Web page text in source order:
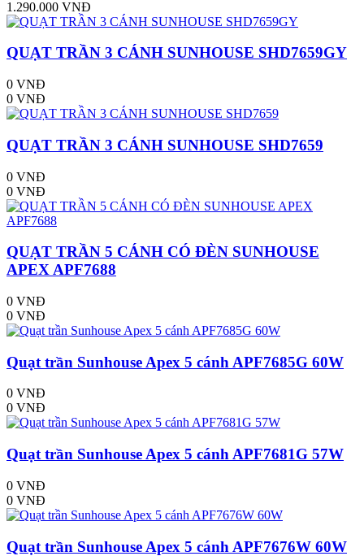
1.290.000 VNĐ
QUẠT TRẦN 3 CÁNH SUNHOUSE SHD7659GY
0 VNĐ
0 VNĐ
QUẠT TRẦN 3 CÁNH SUNHOUSE SHD7659
0 VNĐ
0 VNĐ
QUẠT TRẦN 5 CÁNH CÓ ĐÈN SUNHOUSE
APEX APF7688
0 VNĐ
0 VNĐ
Quạt trần Sunhouse Apex 5 cánh APF7685G 60W
0 VNĐ
0 VNĐ
Quạt trần Sunhouse Apex 5 cánh APF7681G 57W
0 VNĐ
0 VNĐ
Quạt trần Sunhouse Apex 5 cánh APF7676W 60W